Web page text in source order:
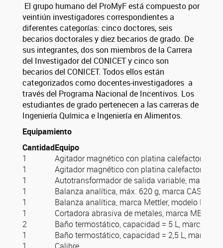
El grupo humano del ProMyF está compuesto por
veintiún investigadores correspondientes a
diferentes categorías: cinco doctores, seis
becarios doctorales y diez becarios de grado. De
sus integrantes, dos son miembros de la Carrera
del Investigador del CONICET y cinco son
becarios del CONICET. Todos ellos están
categorizados como docentes-investigadores a
través del Programa Nacional de Incentivos. Los
estudiantes de grado pertenecen a las carreras de
Ingeniería Química e Ingeniería en Alimentos.
Equipamiento
CantidadEquipo
1
Agitador magnético con platina calefactora,
1
Agitador magnético con platina calefactora,
1
Autotransformador de salida variable, marca EL
1
Balanza analítica, máx. 620 g, marca CAS
1
Balanza analítica, marca Mettler, modelo H72,
1
Cortadora abrasiva de metales, marca MESS
2
Baño termostático, capacidad = 5 L, marca
1
Baño termostático, capacidad = 2,5 L, marca